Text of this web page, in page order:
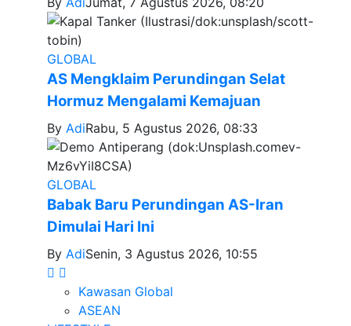
GLOBAL
AS Mengklaim Perundingan Selat
Hormuz Mengalami Kemajuan
By AdiRabu, 5 Agustus 2026, 08:33
GLOBAL
Babak Baru Perundingan AS-Iran
Dimulai Hari Ini
By AdiSenin, 3 Agustus 2026, 10:55
Kawasan Global
ASEAN